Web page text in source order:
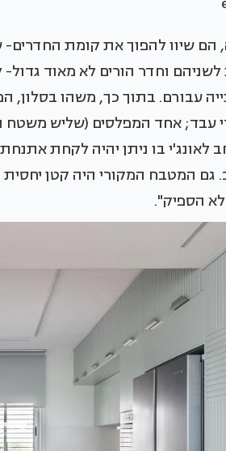
שיוו להפוך את קומת החדרים-
וחדר הורים לא מאוד גדול-
עבורם. בתוך כך, משהו בסלון,
עבד; אחד המפלסים (שליש
לאונג'י בו ניתן יהיה לקחת
גם המטבח המקורי היה קטן
הספיק".